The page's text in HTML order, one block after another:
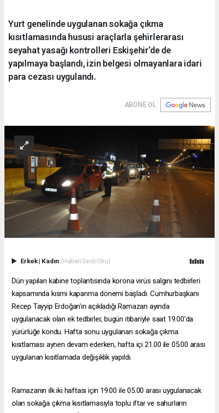
Yurt genelinde uygulanan sokağa çıkma
kısıtlamasında hususi araçlarla şehirlerarası
seyahat yasağı kontrolleri Eskişehir’de de
yapılmaya başlandı, izin belgesi olmayanlara idari
para cezası uygulandı.
ABONE OL
Erkek| Kadın (Haberi Sesli Oku)
Dün yapılan kabine toplantısında korona virüs salgını tedbirleri
kapsamında kısmi kapanma dönemi başladı. Cumhurbaşkanı
Recep Tayyip Erdoğan'ın açıkladığı Ramazan ayında
uygulanacak olan ek tedbirler, bugün itibariyle saat 19.00'da
yürürlüğe kondu. Hafta sonu uygulanan sokağa çıkma
kısıtlaması aynen devam ederken, hafta içi 21.00 ile 05.00 arası
uygulanan kısıtlamada değişiklik yapıldı.
Ramazanın ilk iki haftası için 19.00 ile 05.00 arası uygulanacak
olan sokağa çıkma kısıtlamasıyla toplu iftar ve sahurların